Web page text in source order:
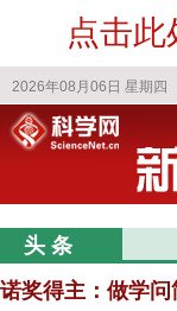
点击
头 条
诺奖得主：做学